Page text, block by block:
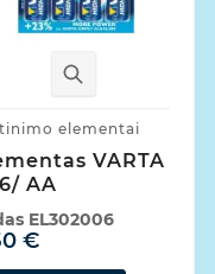
elementai
VARTA
AA
€
EL302006